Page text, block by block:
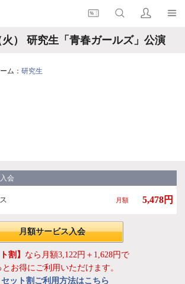
火） 研究生「青春ガールズ」公演
ム： 研究生
会
月額 5,478円
月額サービス入会
割】 なら月額3,122円＋1,628円で
とお得にご利用いただけます。
セット割ご利用方法はこちら